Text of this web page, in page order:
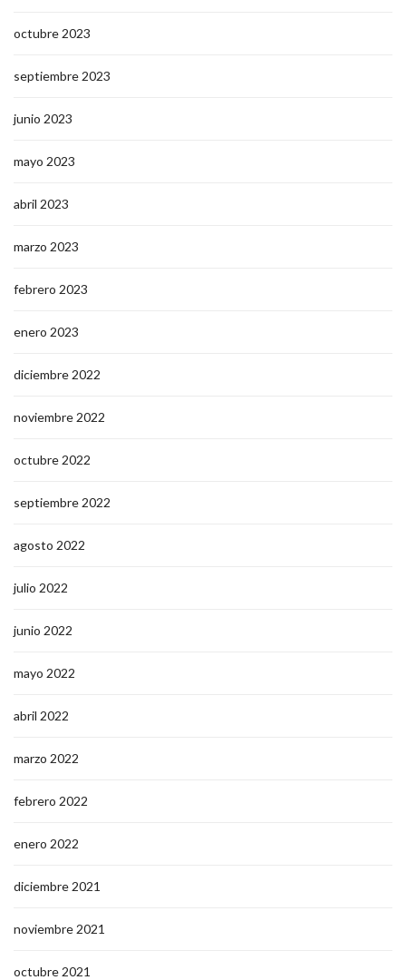
octubre 2023
septiembre 2023
junio 2023
mayo 2023
abril 2023
marzo 2023
febrero 2023
enero 2023
diciembre 2022
noviembre 2022
octubre 2022
septiembre 2022
agosto 2022
julio 2022
junio 2022
mayo 2022
abril 2022
marzo 2022
febrero 2022
enero 2022
diciembre 2021
noviembre 2021
octubre 2021